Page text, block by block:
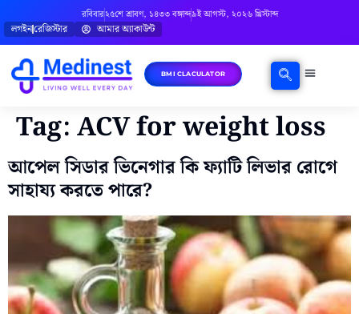
রবিবার২৫শে শ্রাবণ, ১৪৩৩ বঙ্গাব্দ৯ই আগস্ট, ২০২৬ খ্রিস্টাব্দ
লগইনরেজিস্টার আমার অ্যাকাউন্ট
BMI CLACULATOR
Tag:ACV for weight loss
আপেল সিডার ভিনেগার কি ফ্যাটি লিভার রোগে
সাহায্য করতে পারে?